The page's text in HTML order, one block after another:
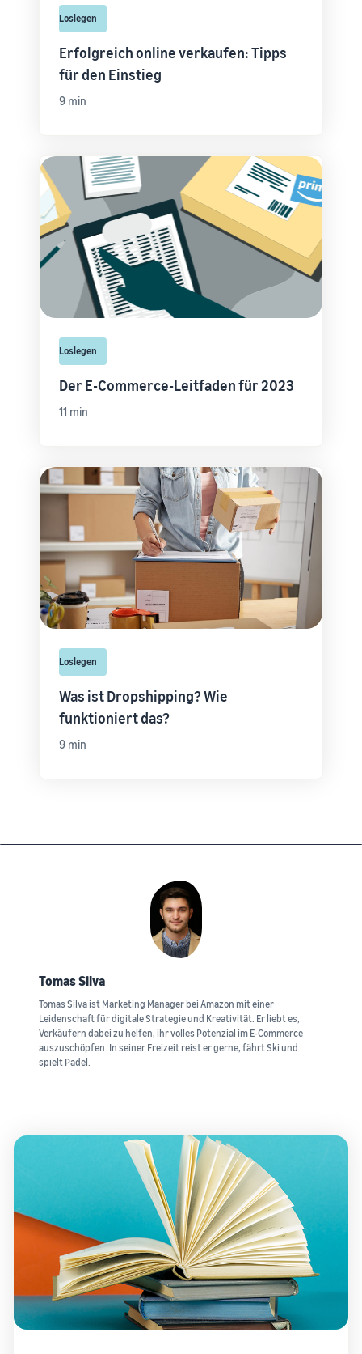
Loslegen
Erfolgreich online verkaufen: Tipps
für den Einstieg
9 min
Loslegen
Der E-Commerce-Leitfaden für 2023
11 min
Loslegen
Was ist Dropshipping? Wie
funktioniert das?
9 min
Tomas Silva
Tomas Silva ist Marketing Manager bei Amazon mit einer
Leidenschaft für digitale Strategie und Kreativität. Er liebt es,
Verkäufern dabei zu helfen, ihr volles Potenzial im E-Commerce
auszuschöpfen. In seiner Freizeit reist er gerne, fährt Ski und
spielt Padel.